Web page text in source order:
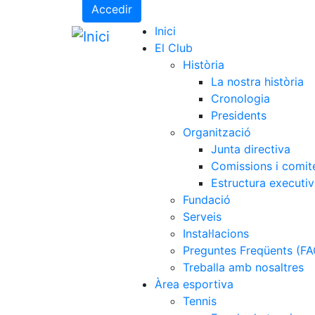
Accedir
Inici
El Club
Història
La nostra història
Cronologia
Presidents
Organització
Junta directiva
Comissions i
Estructura
Fundació
Serveis
Instal·lacions
Preguntes Freqüents
Treballa amb nosaltres
Àrea esportiva
Tennis